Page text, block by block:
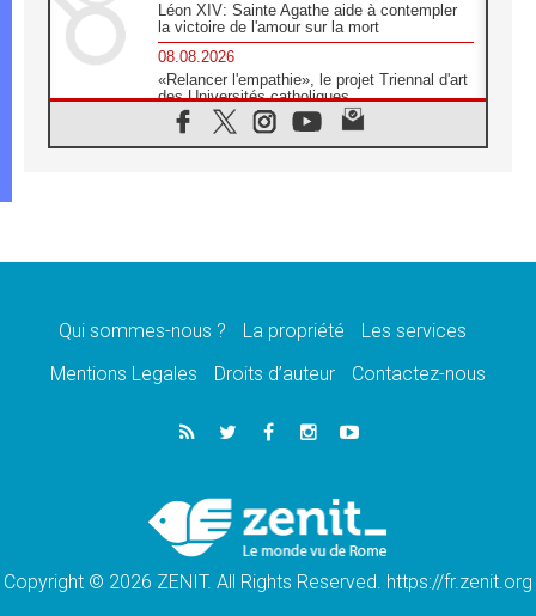
Léon XIV: Sainte Agathe aide à contempler
la victoire de l'amour sur la mort
08.08.2026
«Relancer l'empathie», le projet Triennal d'art
des Universités catholiques
08.08.2026
Signis 2026, donner la parole aux religieuses
07.08.2026
07.08.2026
de l'Assomption et mémoire nationale
«La paix commence par l'empathie» estime
le cardinal Parolin
En Colombie, «la paix ne s'achète pas avec
une signature»
Qui sommes-nous ? La propriété
Les services
Mentions Legales
Droits d’auteur Contactez-nous
Copyright © 2026 ZENIT. All Rights Reserved. https://fr.zenit.org